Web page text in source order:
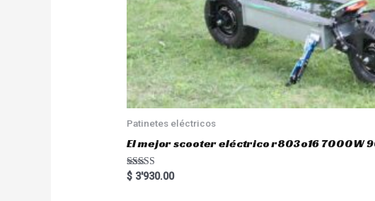
Patinetes eléctricos
El mejor scooter eléctrico r803o16 7000W
Rated
5.00
$3'930.00